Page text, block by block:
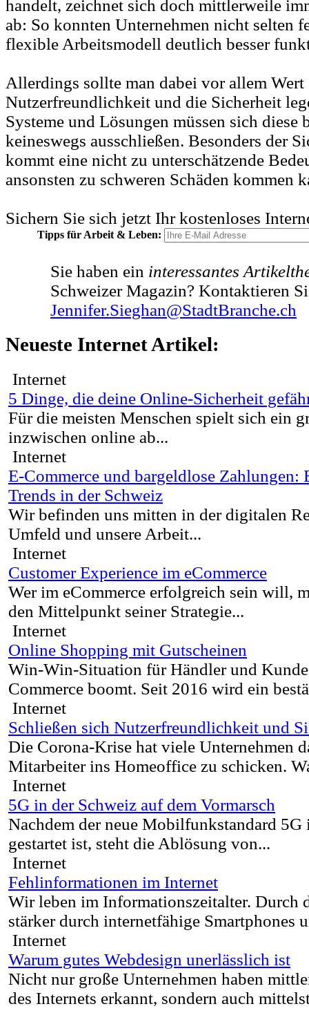
handelt, zeichnet sich doch mittlerweile
ab: So konnten Unternehmen nicht selten
flexible Arbeitsmodell deutlich besser
Allerdings sollte man dabei vor allem Wert
Nutzerfreundlichkeit und die Sicherheit
Systeme und Lösungen müssen sich diese
keineswegs ausschließen. Besonders der
kommt eine nicht zu unterschätzende
ansonsten zu schweren Schäden kommen
Sichern Sie sich jetzt Ihr kostenloses
Tipps für Arbeit & Leben:
Sie haben ein interessantes
Schweizer Magazin? Kontaktieren
Jennifer.Sieghan@StadtBranche.ch
Neueste Internet Artikel:
Internet
5 Dinge, die deine Online-Sicherheit
Für die meisten Menschen spielt sich ein
inzwischen online ab...
Internet
E-Commerce und bargeldlose
Trends in der Schweiz
Wir befinden uns mitten in der digitalen
Umfeld und unsere Arbeit...
Internet
Customer Experience im eCommerce
Wer im eCommerce erfolgreich sein will,
den Mittelpunkt seiner Strategie...
Internet
Online Shopping mit Gutscheinen
Win-Win-Situation für Händler und
Commerce boomt. Seit 2016 wird ein
Internet
Schließen sich Nutzerfreundlichkeit und
Die Corona-Krise hat viele Unternehmen
Mitarbeiter ins Homeoffice zu schicken.
Internet
5G in der Schweiz auf dem Vormarsch
Nachdem der neue Mobilfunkstandard 5G
gestartet ist, steht die Ablösung von...
Internet
Fehlinformationen im Internet
Wir leben im Informationszeitalter. Durch
stärker durch internetfähige Smartphones
Internet
Warum gutes Webdesign unerlässlich ist
Nicht nur große Unternehmen haben
des Internets erkannt, sondern auch